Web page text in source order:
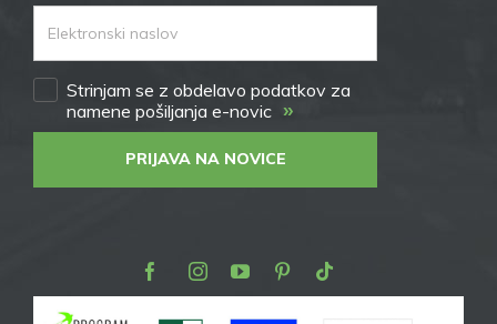
Strinjam se z obdelavo podatkov za
namene pošiljanja e-novic »
PRIJAVA NA NOVICE
FacebookInstagram
YoutubePinterest